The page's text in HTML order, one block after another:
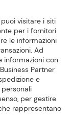
visitare i siti
per i fornitori
le informazioni
Ad
informazioni con
Partner
e
per gestire
rappresentano